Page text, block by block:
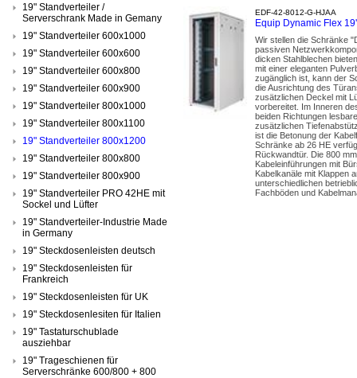
19" Standverteiler /
Serverschrank Made in Gemany
19" Standverteiler 600x1000
19" Standverteiler 600x600
19" Standverteiler 600x800
19" Standverteiler 600x900
19" Standverteiler 800x1000
19" Standverteiler 800x1100
19" Standverteiler 800x1200
19" Standverteiler 800x800
19" Standverteiler 800x900
19" Standverteiler PRO 42HE mit
Sockel und Lüfter
19" Standverteiler-Industrie Made
in Germany
19" Steckdosenleisten deutsch
19" Steckdosenleisten für
Frankreich
19" Steckdosenleisten für UK
19" Steckdosenlesiten für Italien
19" Tastaturschublade
ausziehbar
19" Trageschienen für
Serverschränke 600/800 + 800
EDF-42-8012-G-HJAA
Equip Dynamic Flex
Wir stellen die Schränke
passiven
dicken Stahlblechen
mit einer eleganten
zugänglich ist, kann der
die Ausrichtung des
zusätzlichen Deckel mit
vorbereitet. Im Inneren
beiden Richtungen
zusätzlichen
ist die Betonung der
Schränke ab 26 HE
Rückwandtür. Die 800
Kabeleinführungen mit
Kabelkanäle mit Klappen
unterschiedlichen
Fachböden und